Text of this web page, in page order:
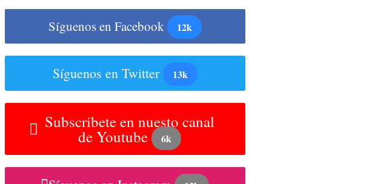
Síguenos en Facebook 12k
Síguenos en Twitter 13k
Subscribete en nuesto canal
de Youtube 6k